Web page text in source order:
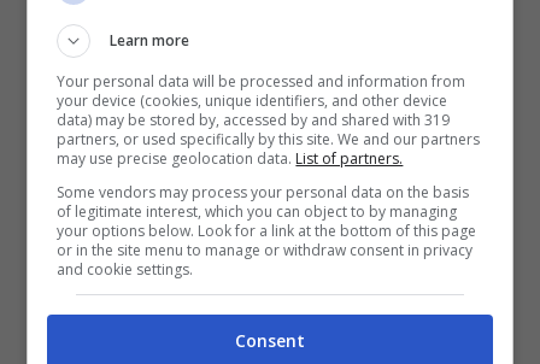
La scoperta che gela il sangue-Turiweb.it
Learn more
Your personal data will be processed and information from
your device (cookies, unique identifiers, and other device
data) may be stored by, accessed by and shared with 319
partners, or used specifically by this site. We and our partners
may use precise geolocation data. List of partners.
Some vendors may process your personal data on the basis
of legitimate interest, which you can object to by managing
your options below. Look for a link at the bottom of this page
or in the site menu to manage or withdraw consent in privacy
and cookie settings.
Consent